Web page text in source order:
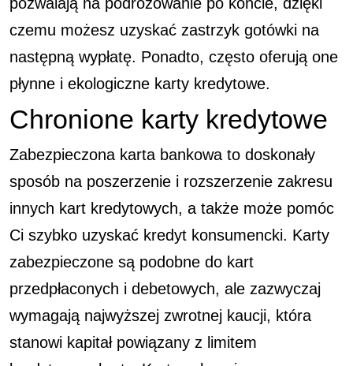
czemu możesz uzyskać zastrzyk gotówki na
następną wypłatę. Ponadto, często oferują one
płynne i ekologiczne karty kredytowe.
Chronione karty kredytowe
Zabezpieczona karta bankowa to doskonały
sposób na poszerzenie i rozszerzenie zakresu
innych kart kredytowych, a także może pomóc
Ci szybko uzyskać kredyt konsumencki. Karty
zabezpieczone są podobne do kart
przedpłaconych i debetowych, ale zazwyczaj
wymagają najwyższej zwrotnej kaucji, która
stanowi kapitał powiązany z limitem